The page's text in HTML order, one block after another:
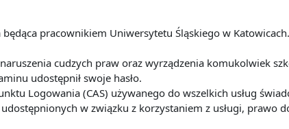
pracownikiem Uniwersytetu Śląskiego w Katowicach.
cudzych praw oraz wyrządzenia komukolwiek
udostępnił swoje hasło.
Logowania (CAS) używanego do wszelkich usług
w związku z korzystaniem z usługi, prawo